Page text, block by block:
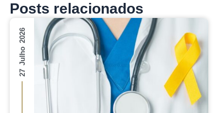
Posts relacionados
27 Julho 2026